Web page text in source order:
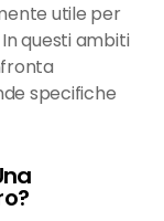
utile per
questi ambiti
specifiche